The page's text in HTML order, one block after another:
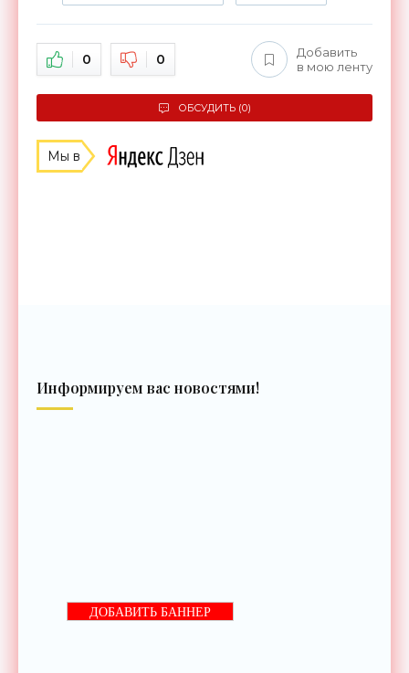
0 0
Добавить
в мою ленту
ОБСУДИТЬ (0)
Мы в
Информируем вас новостями!
ДОБАВИТЬ БАННЕР